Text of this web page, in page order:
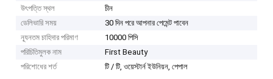
উৎপত্তি স্থল
চীন
ডেলিভারি সময়
30 দিন পরে আপনার পেমেন্ট পাবেন
ন্যূনতম চাহিদার পরিমাণ
10000 পিসি
পরিচিতিমুলক নাম
First Beauty
পরিশোধের শর্ত
টি / টি, ওয়েস্টার্ন ইউনিয়ন, পেপাল